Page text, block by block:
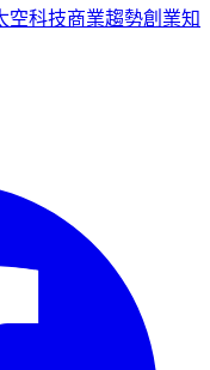
空科技商業趨勢創業知